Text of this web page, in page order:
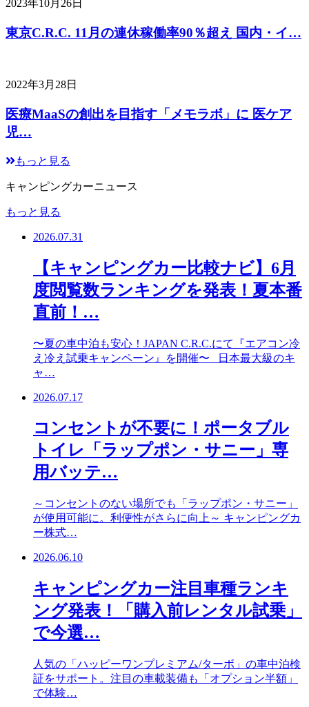
2023年10月26日
東京C.R.C. 11月の連休稼働率90％超え 国内・イ…
2022年3月28日
医療MaaSの創出を目指す「メモラボ」に 医ケア
児…
もっと見る
キャンピングカーニュース
もっと見る
2026.07.31
【キャンピングカー比較ナビ】6月
度閲覧数ランキングを発表！夏本番
直前！…
〜夏の車中泊も安心！JAPAN C.R.C.にて『エアコン冷
え冷え試乗キャンペーン』を開催〜 日本最大級のキ
ャ…
2026.07.17
コンセントが不要に！ポータブル
トイレ「ラップポン・サニー」専
用バッテ…
～コンセントのない場所でも「ラップポン・サニー」
が使用可能に。利便性がさらに向上～ キャンピングカ
ー株式…
2026.06.10
キャンピングカー注目車種ランキ
ング発表！「購入前レンタル試乗」
で今選…
人気の「ハッピーワンプレミアム/ターボ」の車中泊検
証をサポート。注目の車載装備も「オプション半額」
で体験…